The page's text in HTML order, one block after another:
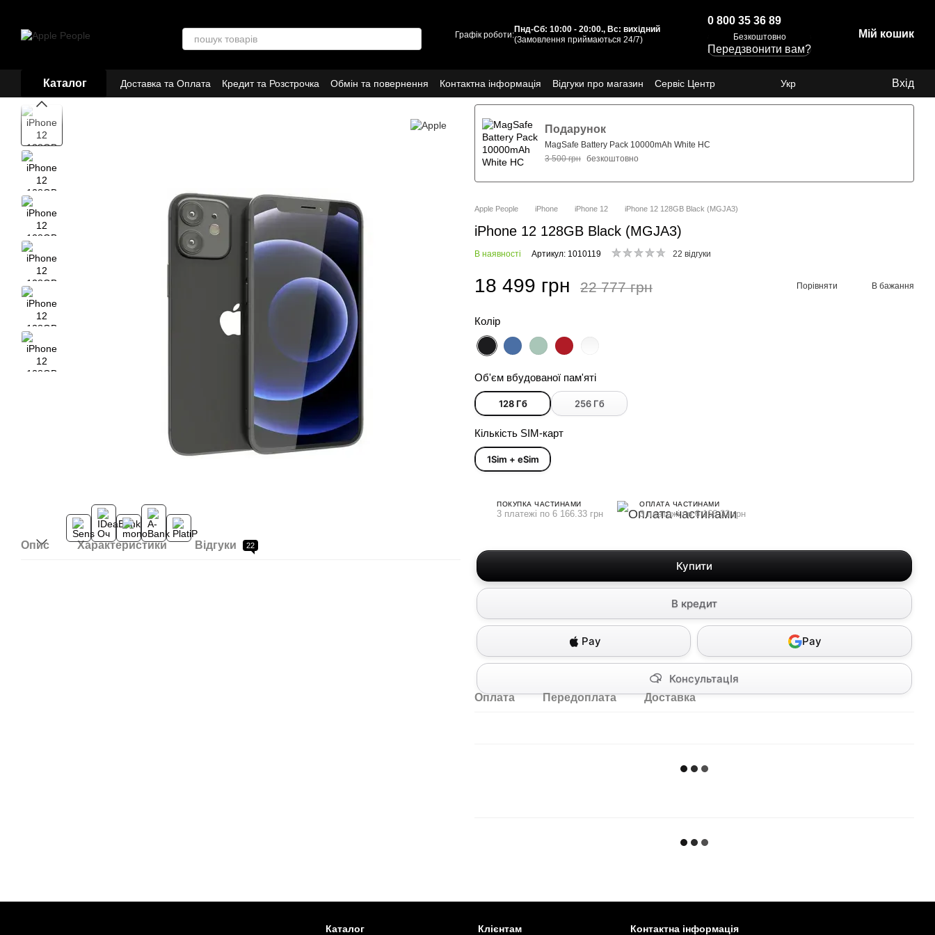
Графік роботи:
Пнд-Сб: 10:00 - 20:00., Вс: вихідний
(Замовлення приймаються 24/7)
0 800 35 36 89
Безкоштовно
Передзвонити вам?
Мій кошик
Каталог Доставка та Оплата Кредит та Розстрочка Обмін та повернення Контактна інформація Відгуки про магазин
Сервіс Центр
Договір публічної оферти
Партнери Про нас
Укр Вхід
Опис Характеристики Відгуки 22
Подарунок
MagSafe Battery Pack 10000mAh White HC
3 500 грн безкоштовно
Apple People iPhone iPhone 12 iPhone 12 128GB Black (MGJA3)
iPhone 12 128GB Black (MGJA3)
В наявності Артикул: 1010119 22 відгуки
18 499 грн 22 777 грн Порівняти В бажання
Колір
Об'єм вбудованої пам'яті
128 Гб 256 Гб
Кількість SIM-карт
1Sim + eSim
ПОКУПКА ЧАСТИНАМИ
3 платежі по 6 166.33 грн
ОПЛАТА ЧАСТИНАМИ
3 платежі по 6 166.33 грн
Купити
В кредит
КонсультацІя
Pay Pay
Оплата Передоплата Доставка
Каталог Клієнтам Контактна інформація